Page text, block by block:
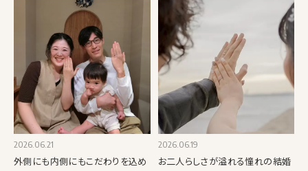
2026.06.21
外側にも内側にもこだわりを込め
2026.06.19
お二人らしさが溢れる憧れの結婚